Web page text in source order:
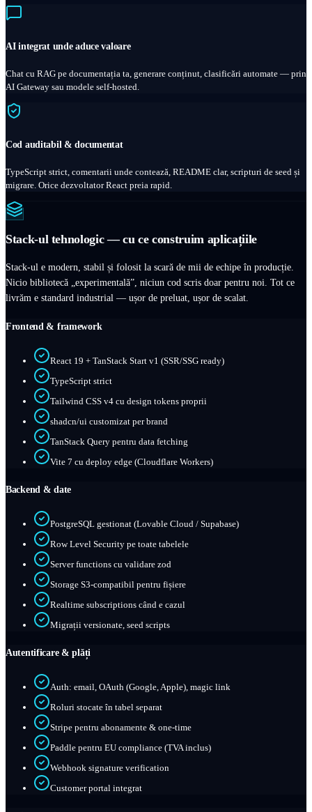
AI integrat unde aduce valoare
Chat cu RAG pe documentația ta, generare conținut, clasificări automate — prin
AI Gateway sau modele self-hosted.
Cod auditabil & documentat
TypeScript strict, comentarii unde contează, README clar, scripturi de seed și
migrare. Orice dezvoltator React preia rapid.
Stack-ul tehnologic — cu ce construim aplicațiile
Stack-ul e modern, stabil și folosit la scară de mii de echipe în producție.
Nicio bibliotecă „experimentală”, niciun cod scris doar pentru noi. Tot ce
livrăm e standard industrial — ușor de preluat, ușor de scalat.
Frontend & framework
React 19 + TanStack Start v1 (SSR/SSG ready)
TypeScript strict
Tailwind CSS v4 cu design tokens proprii
shadcn/ui customizat per brand
TanStack Query pentru data fetching
Vite 7 cu deploy edge (Cloudflare Workers)
Backend & date
PostgreSQL gestionat (Lovable Cloud / Supabase)
Row Level Security pe toate tabelele
Server functions cu validare zod
Storage S3-compatibil pentru fișiere
Realtime subscriptions când e cazul
Migrații versionate, seed scripts
Autentificare & plăți
Auth: email, OAuth (Google, Apple), magic link
Roluri stocate în tabel separat
Stripe pentru abonamente & one-time
Paddle pentru EU compliance (TVA inclus)
Webhook signature verification
Customer portal integrat